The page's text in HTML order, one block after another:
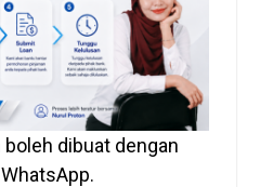
dibuat dengan